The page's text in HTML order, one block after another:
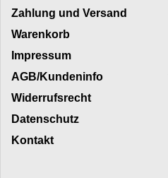
Zahlung und Versand
Warenkorb
Impressum
AGB/Kundeninfo
Widerrufsrecht
Datenschutz
Kontakt